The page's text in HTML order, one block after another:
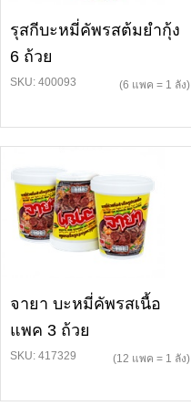
รุสกีบะหมี่คัพรสต้มยำกุ้ง
6 ถ้วย
SKU: 400093 (6 แพค = 1 ลัง)
จายา บะหมี่คัพรสเนื้อ
แพค 3 ถ้วย
SKU: 417329 (12 แพค = 1 ลัง)